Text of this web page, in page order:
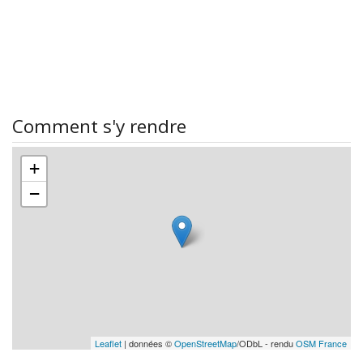
Comment s'y rendre
+
−
Leaflet | données ©OpenStreetMap/ODbL - renduOSM France